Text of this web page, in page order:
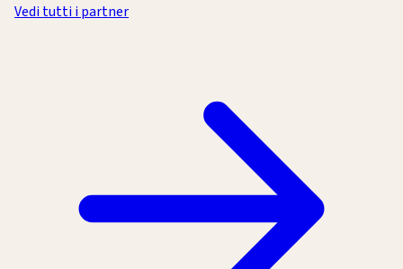
Vedi tutti i partner